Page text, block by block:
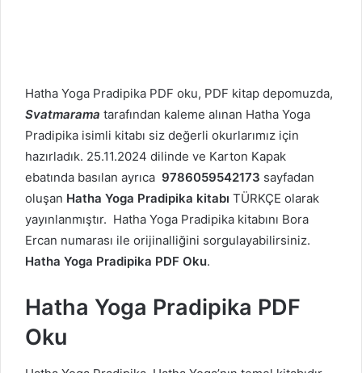
Hatha Yoga Pradipika PDF oku, PDF kitap depomuzda,
Svatmarama tarafından kaleme alınan Hatha Yoga
Pradipika isimli kitabı siz değerli okurlarımız için
hazırladık. 25.11.2024 dilinde ve Karton Kapak
ebatında basılan ayrıca 9786059542173 sayfadan
oluşan Hatha Yoga Pradipika kitabı TÜRKÇE olarak
yayınlanmıştır. Hatha Yoga Pradipika kitabını Bora
Ercan numarası ile orijinalliğini sorgulayabilirsiniz.
Hatha Yoga Pradipika PDF Oku.
Hatha Yoga Pradipika PDF
Oku